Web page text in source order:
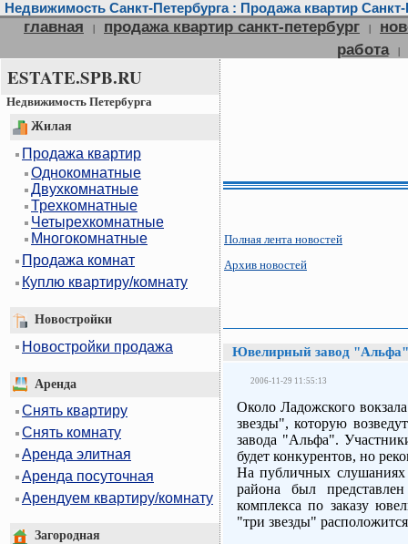
Недвижимость Санкт-Петербурга : Продажа квартир
главная | продажа квартир санкт-петербург |
работа
|
ESTATE.SPB.RU
Недвижимость Петербурга
Жилая
Продажа квартир
Однокомнатные
Двухкомнатные
Трехкомнатные
Четырехкомнатные
Многокомнатные
Продажа комнат
Куплю квартиру/комнату
Новостройки
Новостройки продажа
Аренда
Снять квартиру
Снять комнату
Аренда элитная
Аренда посуточная
Арендуем квартиру/комнату
Загородная
Полная лента новостей
Архив новостей
Ювелирный завод "Альфа"
2006-11-29 11:55:13
Около Ладожского
звезды", которую
завода "Альфа".
будет конкурентов, но
На публичных слушаниях
района был представлен
комплекса по заказу
"три звезды"